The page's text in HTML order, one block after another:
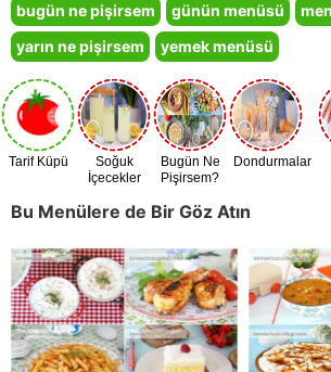
bugün ne pişirsem günün menüsü
yarın ne pişirsem
yemek menüsü
Tarif Küpü
Soğuk
İçecekler
Bugün Ne
Pişirsem?
Dondurmalar
Bu Menülere de Bir Göz Atın